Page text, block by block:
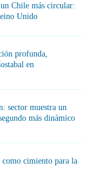
Chile más circular:
Unido
profunda,
en
sector muestra un
más dinámico
cimiento para la